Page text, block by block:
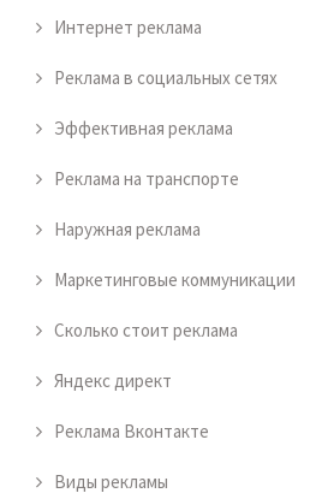
Интернет реклама
Реклама в социальных сетях
Эффективная реклама
Реклама на транспорте
Наружная реклама
Маркетинговые коммуникации
Сколько стоит реклама
Яндекс директ
Реклама Вконтакте
Виды рекламы